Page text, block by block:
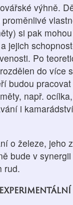
výhně.
si pak
jejich
Po
do více
budou
např.
i
o železe, jeho
bude v
rud.